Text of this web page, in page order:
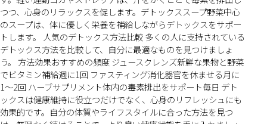
つつ、心身のリラックスを促します。デトックススープ野菜中心
のスープは、体に優しく栄養を補給しながらデトックスをサポー
トします。 人気のデトックス方法比較 多くの人に支持されている
デトックス方法を比較して、自分に最適なものを見つけましょ
う。 方法効果おすすめの頻度 ジュースクレンズ新鮮な果物と野菜
でビタミン補給週に1回 ファスティング消化器官を休ませる月に
1〜2回 ハーブサプリメント体内の毒素排出をサポート毎日 デト
ックスは健康維持に役立つだけでなく、心身のリフレッシュにも
効果的です。自分の体質やライフスタイルに合った方法を見つ